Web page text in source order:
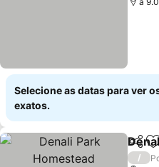
Selecione as datas para ver
exatos.
/